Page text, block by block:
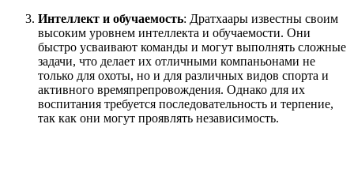
Интеллект и обучаемость: Дратхаары известны своим
высоким уровнем интеллекта и обучаемости. Они
быстро усваивают команды и могут выполнять сложные
задачи, что делает их отличными компаньонами не
только для охоты, но и для различных видов спорта и
активного времяпрепровождения. Однако для их
воспитания требуется последовательность и терпение,
так как они могут проявлять независимость.